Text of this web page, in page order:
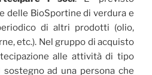
delle BioSportine di verdura e
di altri prodotti (olio,
etc.). Nel gruppo di acquisto
alle attività di tipo
ad una persona che